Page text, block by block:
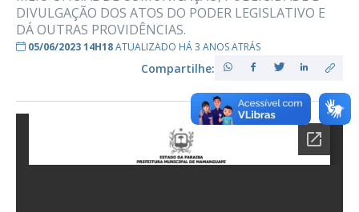
DIVULGAÇÃO DOS ATOS DO PODER LEGISLATIVO E
DÁ OUTRAS PROVIDÊNCIAS.
05/06/2023 14H18ATUALIZADO HÁ 3 ANOS ATRÁS
Compartilhe: